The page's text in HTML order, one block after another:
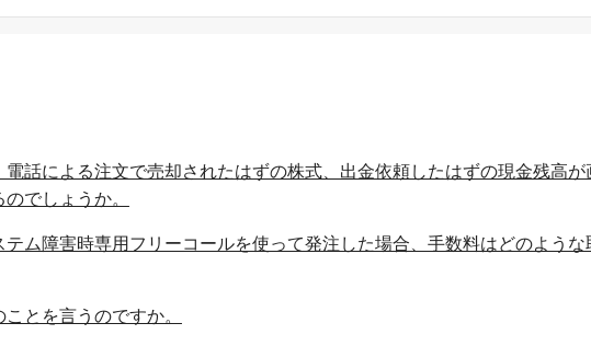
話による注文で売却されたはずの株式、出金依頼したはずの現金残高が
でしょうか。
ム障害時専用フリーコールを使って発注した場合、手数料はどのような
とを言うのですか。